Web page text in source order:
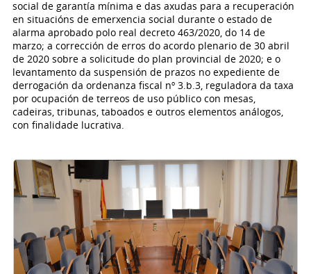
social de garantía mínima e das axudas para a recuperación
en situacións de emerxencia social durante o estado de
alarma aprobado polo real decreto 463/2020, do 14 de
marzo; a corrección de erros do acordo plenario de 30 abril
de 2020 sobre a solicitude do plan provincial de 2020; e o
levantamento da suspensión de prazos no expediente de
derrogación da ordenanza fiscal nº 3.b.3, reguladora da taxa
por ocupación de terreos de uso público con mesas,
cadeiras, tribunas, taboados e outros elementos análogos,
con finalidade lucrativa.